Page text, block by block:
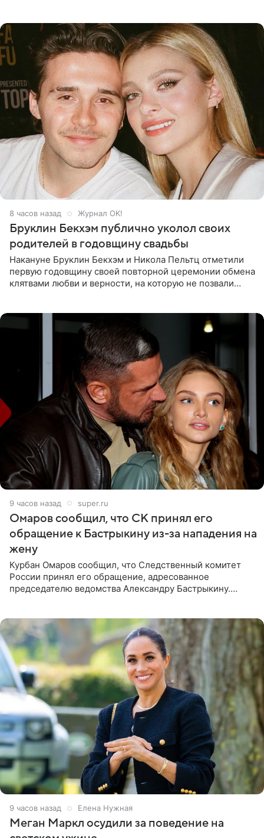
8 часов назад Журнал OK!
Бруклин Бекхэм публично уколол своих
родителей в годовщину свадьбы
Накануне Бруклин Бекхэм и Никола Пельтц отметили
первую годовщину своей повторной церемонии обмена
клятвами любви и верности, на которую не позвали
9 часов назад super.ru
Омаров сообщил, что СК принял его
обращение к Бастрыкину из-за нападения на
жену
Курбан Омаров сообщил, что Следственный комитет
России принял его обращение, адресованное
председателю ведомства Александру Бастрыкину.
9 часов назад Елена Нужная
Меган Маркл осудили за поведение на